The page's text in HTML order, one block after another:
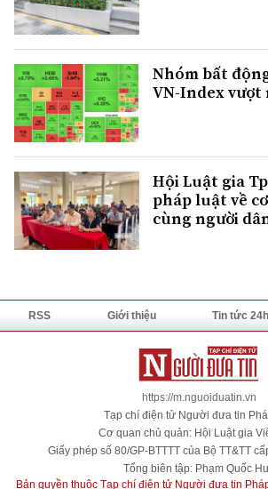
Nhóm bất
VN-Index vượt
Hội Luật gia
pháp luật về
cùng người
RSS Giới thiệu Tin tức 24h
https://m.nguoiduatin.vn
Tạp chí điện tử Người đưa tin
Cơ quan chủ quản: Hội Luật gia
Giấy phép số 80/GP-BTTTT của Bộ TT&TT
Tổng biên tập: Phạm Quốc
Bản quyền thuộc Tạp chí điện tử Người đưa tin